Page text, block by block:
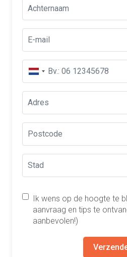
Ik wens op de hoogte te
aanvraag en tips te
aanbevolen!)